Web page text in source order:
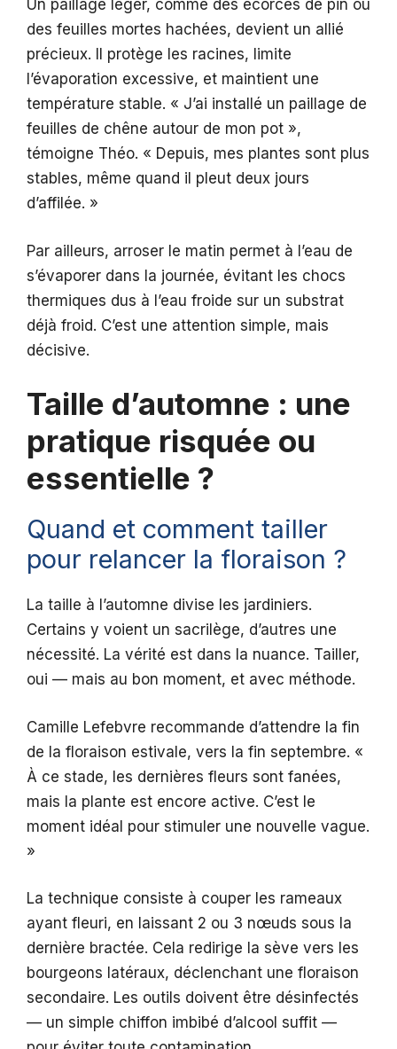
Un paillage léger, comme des écorces de pin ou
des feuilles mortes hachées, devient un allié
précieux. Il protège les racines, limite
l’évaporation excessive, et maintient une
température stable. « J’ai installé un paillage de
feuilles de chêne autour de mon pot »,
témoigne Théo. « Depuis, mes plantes sont plus
stables, même quand il pleut deux jours
d’affilée. »
Par ailleurs, arroser le matin permet à l’eau de
s’évaporer dans la journée, évitant les chocs
thermiques dus à l’eau froide sur un substrat
déjà froid. C’est une attention simple, mais
décisive.
Taille d’automne : une
pratique risquée ou
essentielle ?
Quand et comment tailler
pour relancer la floraison ?
La taille à l’automne divise les jardiniers.
Certains y voient un sacrilège, d’autres une
nécessité. La vérité est dans la nuance. Tailler,
oui — mais au bon moment, et avec méthode.
Camille Lefebvre recommande d’attendre la fin
de la floraison estivale, vers la fin septembre. «
À ce stade, les dernières fleurs sont fanées,
mais la plante est encore active. C’est le
moment idéal pour stimuler une nouvelle vague.
»
La technique consiste à couper les rameaux
ayant fleuri, en laissant 2 ou 3 nœuds sous la
dernière bractée. Cela redirige la sève vers les
bourgeons latéraux, déclenchant une floraison
secondaire. Les outils doivent être désinfectés
— un simple chiffon imbibé d’alcool suffit —